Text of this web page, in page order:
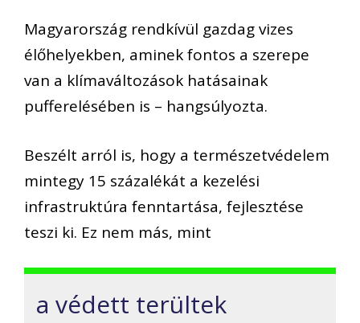
Magyarország rendkívül gazdag vizes
élőhelyekben, aminek fontos a szerepe
van a klímaváltozások hatásainak
pufferelésében is – hangsúlyozta.
Beszélt arról is, hogy a természetvédelem
mintegy 15 százalékát a kezelési
infrastruktúra fenntartása, fejlesztése
teszi ki. Ez nem más, mint
a védett terültek